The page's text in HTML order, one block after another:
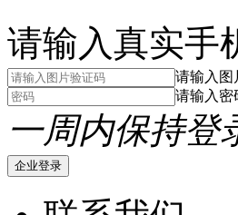
请输入真实手
请输入图
请输入密
一周内保持登
企业登录